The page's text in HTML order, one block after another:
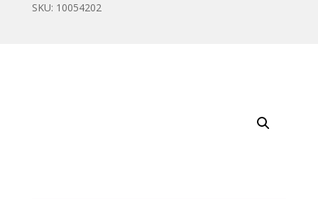
SKU: 10054202